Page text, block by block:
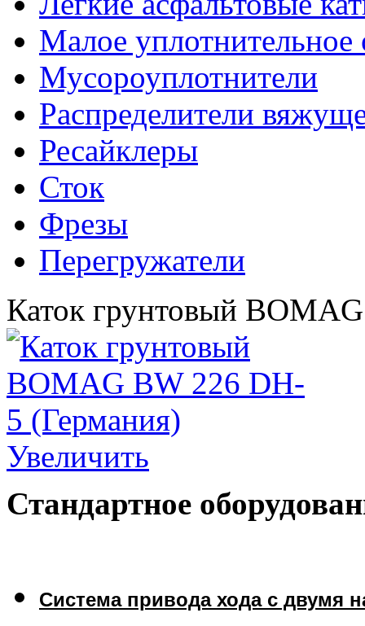
Малое уплотнительное
Мусороуплотнители
Распределители
Ресайклеры
Сток
Фрезы
Перегружатели
Каток грунтовый
Увеличить
Стандартное
Система привода хода с двумя